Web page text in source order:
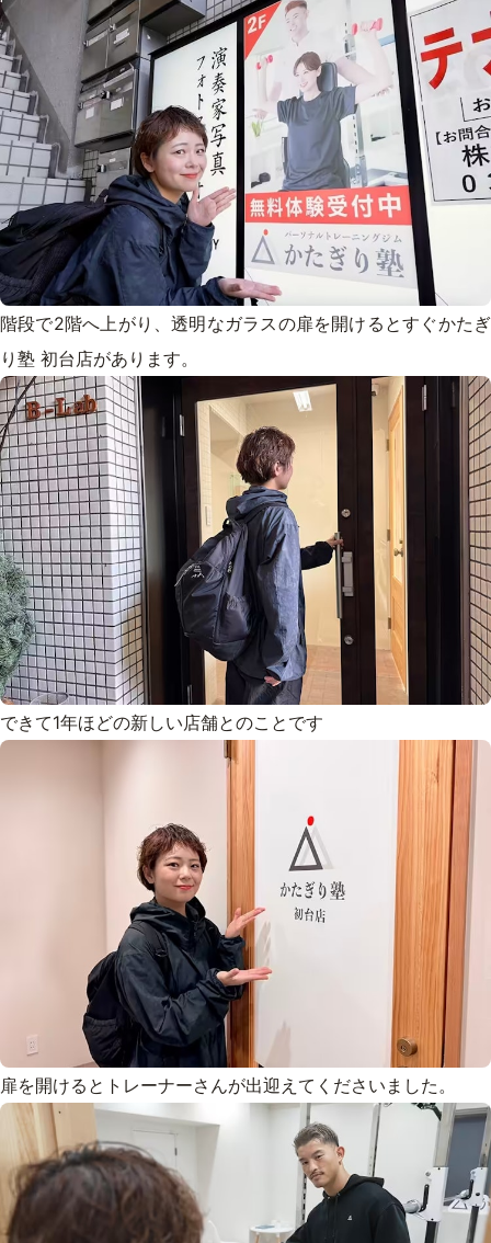
階段で2階へ上がり、透明なガラスの扉を開けるとすぐかたぎ
り塾 初台店があります。
できて1年ほどの新しい店舗とのことです
扉を開けるとトレーナーさんが出迎えてくださいました。